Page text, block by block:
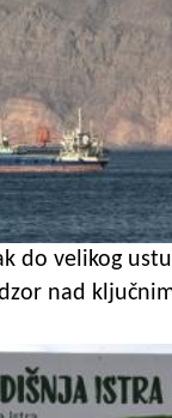
do velikog
nad